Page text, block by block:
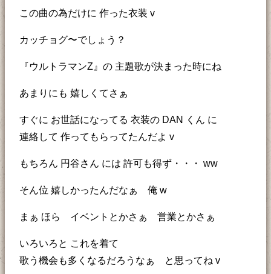
この曲の為だけに 作った衣装 v
カッチョグ〜でしょう？
『ウルトラマンZ』の 主題歌が決まった時にね
あまりにも 嬉しくてさぁ
すぐに お世話になってる 衣装の DAN くん に
連絡して 作ってもらってたんだよ v
もちろん 円谷さん には 許可も得ず・・・ ww
そん位 嬉しかったんだなぁ 俺 w
まぁ ほら イベントとかさぁ 営業とかさぁ
いろいろと これを着て
歌う機会も多くなるだろうなぁ と思ってね v